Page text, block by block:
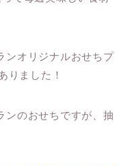
ンオリジナルおせちプ
りました！
ンのおせちですが、抽